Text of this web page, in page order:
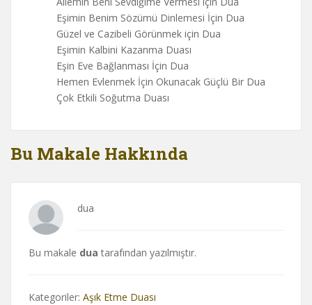
Eşimin Benim Sözümü Dinlemesi İçin Dua
Güzel ve Cazibeli Görünmek için Dua
Eşimin Kalbini Kazanma Duası
Eşin Eve Bağlanması İçin Dua
Hemen Evlenmek İçin Okunacak Güçlü Bir Dua
Çok Etkili Soğutma Duası
Bu Makale Hakkında
dua
Bu makale dua tarafından yazılmıştır.
Kategoriler: Aşık Etme Duası